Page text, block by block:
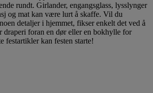
rundt. Girlander, engangsglass, lysslynger
og mat kan være lurt å skaffe. Vil du
detaljer i hjemmet, fikser enkelt det ved å
draperi foran en dør eller en bokhylle for
festartikler kan festen starte!